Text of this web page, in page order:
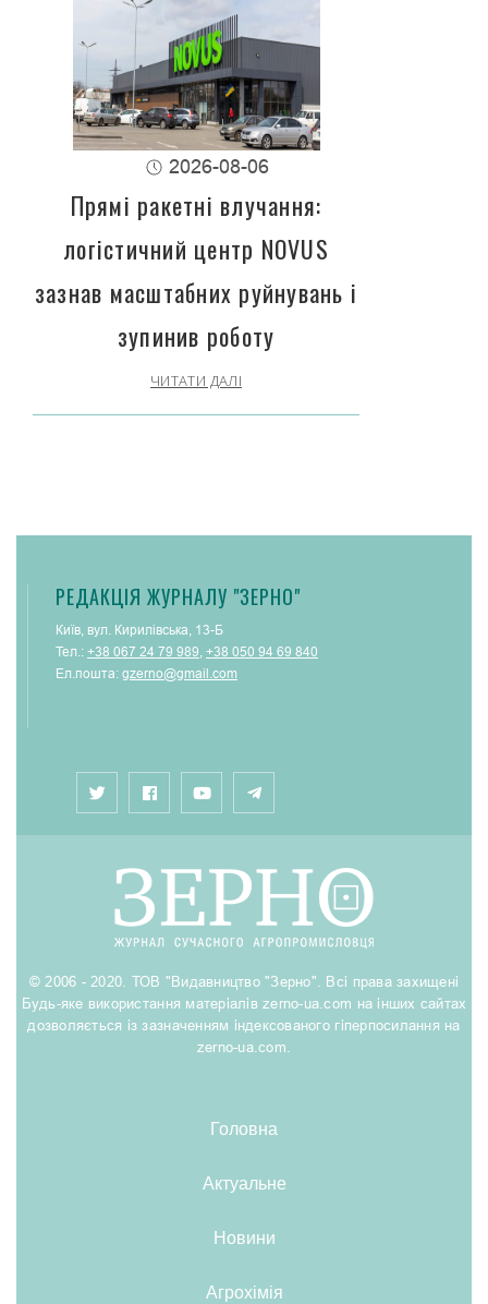
2026-08-06
Прямі ракетні влучання:
логістичний центр NOVUS
зазнав масштабних руйнувань і
зупинив роботу
ЧИТАТИ ДАЛІ
РЕДАКЦІЯ ЖУРНАЛУ "ЗЕРНО"
Київ, вул. Кирилівська, 13-Б
Тел.: +38 067 24 79 989, +38 050 94 69 840
Ел.пошта: gzerno@gmail.com
© 2006 - 2020. ТОВ "Видавництво "Зерно". Всі права захищені
Будь-яке використання матеріалів zerno-ua.com на інших сайтах
дозволяється із зазначенням індексованого гіперпосилання на
zerno-ua.com.
Головна
Актуальне
Новини
Агрохімія